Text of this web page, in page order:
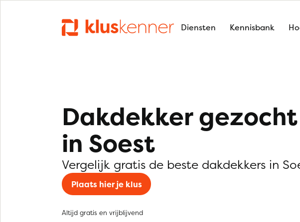
Diensten Kennisbank
Dakdekker gezocht
in Soest
Vergelijk gratis de beste dakdekkers in
Plaats hier je klus
Altijd gratis en vrijblijvend